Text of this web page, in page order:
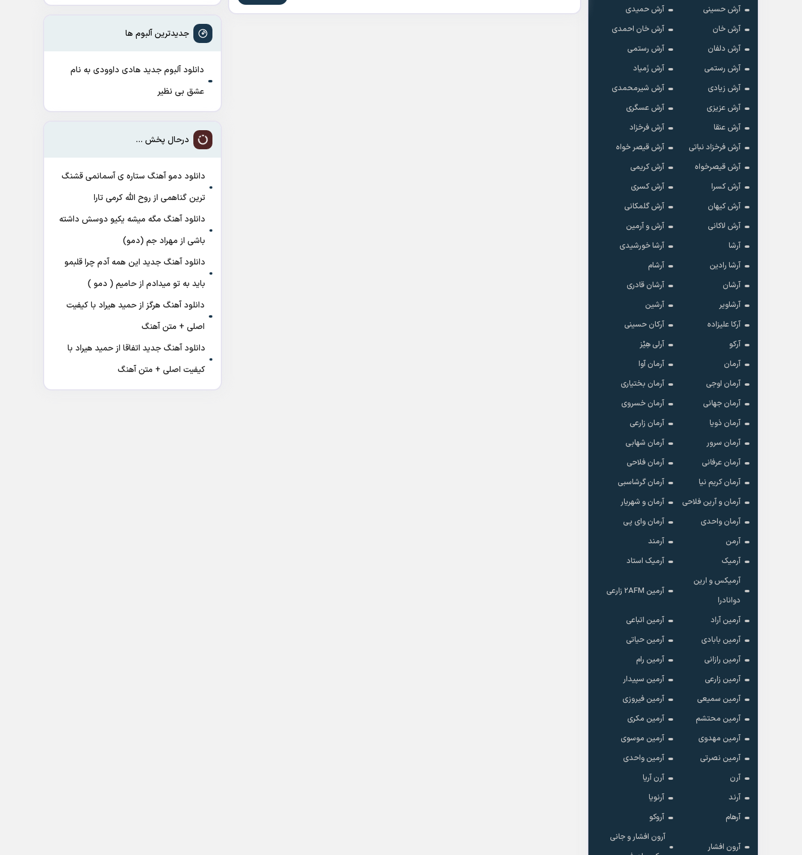
آرش حسینی
آرش حمیدی
آرش خان
آرش خان احمدی
آرش دلفان
آرش رستمى
آرش رستمی
آرش زَمیاد
آرش زیادی
آرش شیرمحمدی
آرش عزیزی
آرش عسگری
آرش عنقا
آرش فرخزاد
آرش فرخزاد نباتی
آرش قیصر خواه
آرش قیصرخواه
آرش کریمی
آرش کسرا
آرش کسری
آرش کیهان
آرش گلمکانی
آرش لاکانی
آرش و آرمین
آرشا
آرشا خورشیدی
آرشا رادین
آرشام
آرشان
آرشان قادری
آرشاویر
آرشین
آرکا علیزاده
آرکان حسینی
آرکو
آرلی هِیْز
آرمان
آرمان آوا
آرمان اوجی
آرمان بختیاری
آرمان جهانی
آرمان خسروی
آرمان ذویا
آرمان زارعی
آرمان سرور
آرمان شهابی
آرمان عرفانی
آرمان فلاحی
آرمان کریم نیا
آرمان گرشاسبی
آرمان و آرین فلاحی
آرمان و شهریار
آرمان واحدی
آرمان وای پی
آرمن
آرمند
آرمیک
آرمیک استاد
آرمیکس و ارین
دوانادرا
آرمین 2AFM زارعی
آرمین آراد
آرمین اتباعی
آرمین بابادی
آرمین حیاتی
آرمین رازانی
آرمین رام
آرمین زارعی
آرمین سپیدار
آرمین سمیعی
آرمین فیروزی
آرمین محتشم
آرمین مکری
آرمین مهدوی
آرمین موسوی
آرمین نصرتی
آرمین واحدی
آرن
آرن آریا
آرند
آرنویا
آرهام
آروکو
آرون افشار
آرون افشار و جانی
جدیدترین آلبوم ها
دانلود آلبوم جدید هادی داوودی به نام
عشق بی نظیر
درحال پخش ...
دانلود دمو آهنگ ﺳﺘﺎره ی آﺳﻤﺎﻧﻤﻰ ﻗﺸﻨﮓ
ﺗﺮﻳﻦ ﮔﻨﺎﻫﻤﻰ از روح الله کرمی تارا
دانلود آهنگ مگه میشه یکیو دوسش داشته
باشی از مهراد جم (دمو)
دانلود آهنگ جدید این همه آدم چرا قلبمو
باید به تو میدادم از حامیم ( دمو )
دانلود آهنگ هرگز از حمید هیراد با کیفیت
اصلی + متن آهنگ
دانلود آهنگ جدید اتفاقا از حمید هیراد با
کیفیت اصلی + متن آهنگ